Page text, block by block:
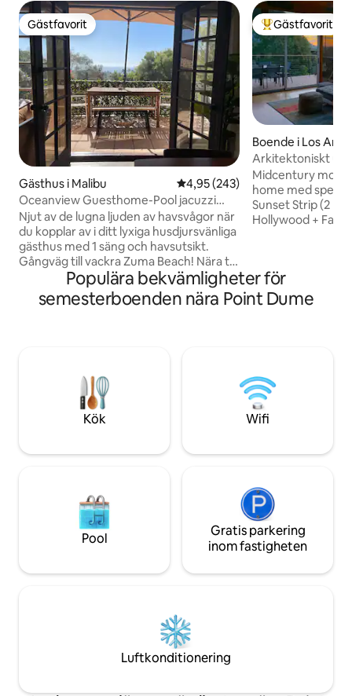
Gästfavorit
Gästfavorit
Gästhus i Malibu 4,95 av 5 i genomsnittligt
4,95 (243)
Oceanview Guesthome-Pool jacuzzi
tillgång, husdjur och barn
Njut av de lugna ljuden av havsvågor när
du kopplar av i ditt lyxiga husdjursvänliga
gästhus med 1 säng och havsutsikt.
Gångväg till vackra Zuma Beach! Nära till
shopping, livsmedel och naturligtvis det
ojämförliga Stilla havet. Njut av sol,
simning, surfing, SUP och mycket mer.
utrustat kök. Queen sovrum & add'l
Murphy säng, stor soffa som passar XL
dubbel storlek sängkläder bekvämt sova
Populär
Gästfavorit
Boende i Los
Arkitektoniskt
Sunset-WeHo
Midcentury
home med
Sunset Strip (2
Hollywood +
in + ut med 11
två 4k TV-
HBOMax och
Populära bekvämligheter för
semesterboenden nära Point Dume
Kök Wifi
Pool
Gratis parkering
inom fastigheten
Luftkonditionering